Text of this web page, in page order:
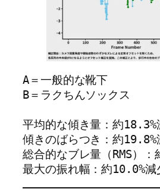
A＝一般的な靴下
B＝ラクちんソックス
平均的な傾き量：約18.3%
傾きのばらつき：約19.8%
総合的なブレ量（RMS）
最大の振れ幅：約10.0%減